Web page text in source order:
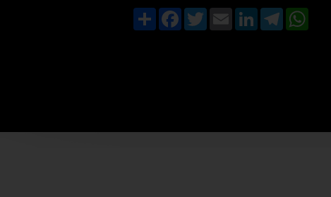
ShareFacebook
TwitterEmailLinkedInTelegram